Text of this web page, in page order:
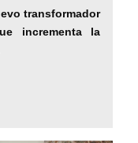
transformador
incrementa la